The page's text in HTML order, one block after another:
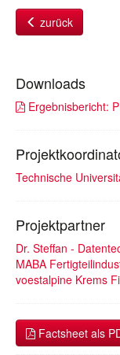
zurück
Downloads
Ergebnisbericht:
Technische
Projektpartner
Dr. Steffan -
MABA
voestalpine Krems
Factsheet als